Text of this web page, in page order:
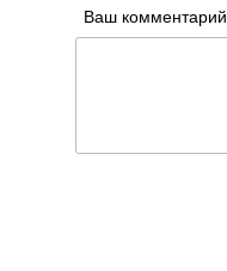
Ваш комментарий